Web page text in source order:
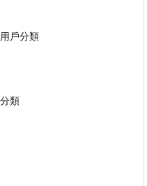
戶分類
類